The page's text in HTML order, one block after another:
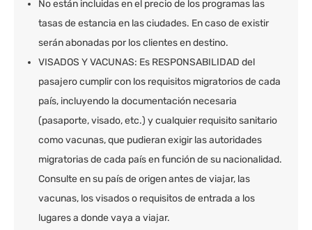
No están incluidas en el precio de los programas las
tasas de estancia en las ciudades. En caso de existir
serán abonadas por los clientes en destino.
VISADOS Y VACUNAS: Es RESPONSABILIDAD del
pasajero cumplir con los requisitos migratorios de cada
país, incluyendo la documentación necesaria
(pasaporte, visado, etc.) y cualquier requisito sanitario
como vacunas, que pudieran exigir las autoridades
migratorias de cada país en función de su nacionalidad.
Consulte en su país de origen antes de viajar, las
vacunas, los visados o requisitos de entrada a los
lugares a donde vaya a viajar.